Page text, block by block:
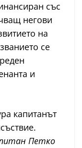
със
негови
на
се
и
капитанът
Петко